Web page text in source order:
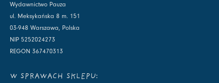
Wydawnictwo Pauza
ul. Meksykańska 8 m. 151
03-948 Warszawa, Polska
NIP 5252024273
REGON 367470313
W SPRAWACH SKLEPU: